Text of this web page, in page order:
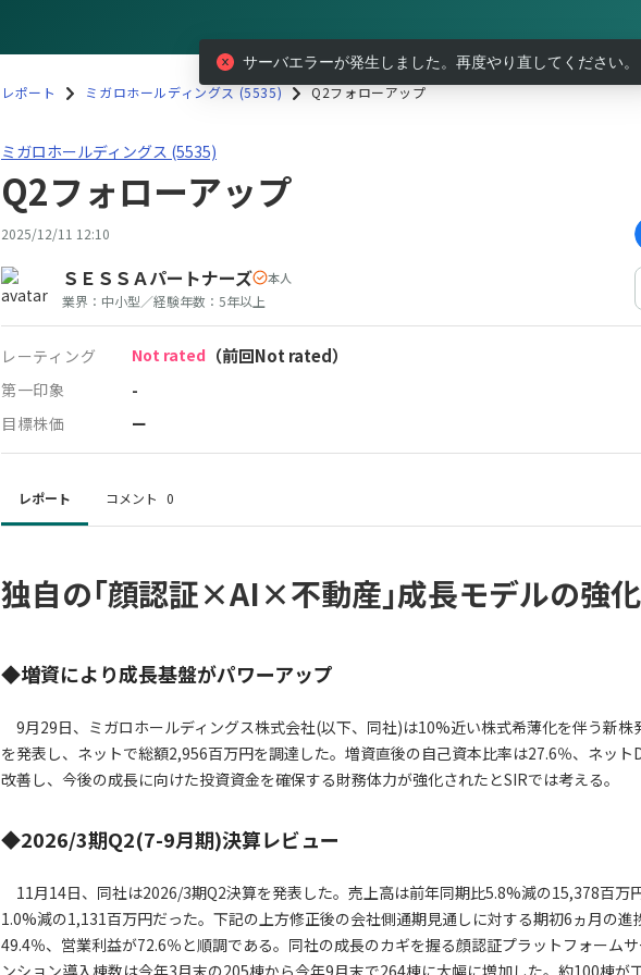
レポート ミガロホールディングス (5535) Q2フォローアップ
ミガロホールディングス(5535)Q2フォローアップ
ミガロホールディングス (5535)
Q2フォローアップ
2025/12/11 12:10
ＳＥＳＳＡパートナーズ 本人
業界： 中小型／経験年数： 5年以上
レーティング Not rated （前回Not rated）
第一印象 -
目標株価 ー
レポート コメント 0
独自の｢顔認証×AI×不動産｣成長モデルの強
◆増資により成長基盤がパワーアップ
9月29日、ミガロホールディングス株式会社(以下、同社)は10%近い株式希薄化を伴う新株
を発表し、ネットで総額2,956百万円を調達した。増資直後の自己資本比率は27.6％、ネット
改善し、今後の成長に向けた投資資金を確保する財務体力が強化されたとSIRでは考える。
◆2026/3期Q2(7-9月期)決算レビュー
11月14日、同社は2026/3期Q2決算を発表した。売上高は前年同期比5.8%減の15,378百万
1.0%減の1,131百万円だった。下記の上方修正後の会社側通期見通しに対する期初6ヵ月の進
49.4％、営業利益が72.6％と順調である。同社の成長のカギを握る顔認証プラットフォーム
ンション導入棟数は今年3月末の205棟から今年9月末で264棟に大幅に増加した。約100棟が
サーバエラーが発生しました。再度やり直してください。